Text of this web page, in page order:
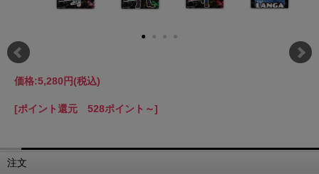
価格:5,280円(税込)
[ポイント還元 528ポイント～]
注文